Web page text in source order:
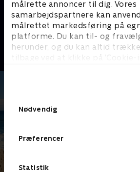
målrette annoncer til dig. Vores
samarbejdspartnere kan
målrettet markedsføring på
platforme. Du kan til- og
herunder, og du kan altid
tilbage ved at klikke på ’Cookie-
Nødvendig
Præferencer
Statistik
Danmarks dummeste
TV-Shows • 1 sæsoner